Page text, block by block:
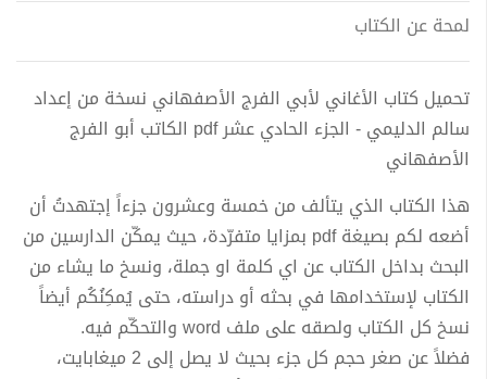
لمحة عن الكتاب
تحميل كتاب الأغاني لأبي الفرج الأصفهاني نسخة من إعداد
سالم الدليمي - الجزء الحادي عشر pdf الكاتب أبو الفرج
الأصفهاني
هذا الكتاب الذي يتألف من خمسة وعشرون جزءاً إجتهدتُ أن
أضعه لكم بصيغة pdf بمزايا متفرّدة، حيث يمكّن الدارسين من
البحث بداخل الكتاب عن اي كلمة او جملة، ونسخ ما يشاء من
الكتاب لإستخدامها في بحثه أو دراسته، حتى يُمكِنُكُم أيضاً
نسخ كل الكتاب ولصقه على ملف word والتحكّم فيه.
فضلاً عن صغر حجم كل جزء بحيث لا يصل إلى 2 ميغابايت،